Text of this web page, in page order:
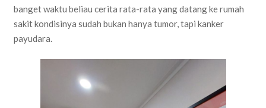
banget waktu beliau cerita rata-rata yang datang ke rumah
sakit kondisinya sudah bukan hanya tumor, tapi kanker
payudara.